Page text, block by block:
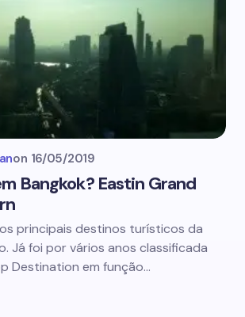
on 16/05/2019
Bangkok? Eastin Grand
principais destinos turísticos da
Já foi por vários anos classificada
Destination em função…